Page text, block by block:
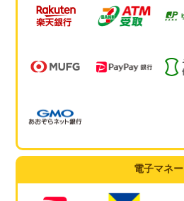
電子マネー